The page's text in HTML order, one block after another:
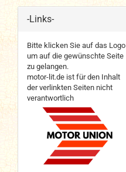
-Links-
Bitte klicken Sie auf das Logo
um auf die gewünschte Seite
zu gelangen.
motor-lit.de ist für den Inhalt
der verlinkten Seiten nicht
verantwortlich